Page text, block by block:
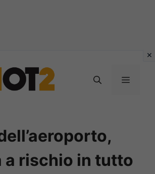
MENU
a rischio in tutto